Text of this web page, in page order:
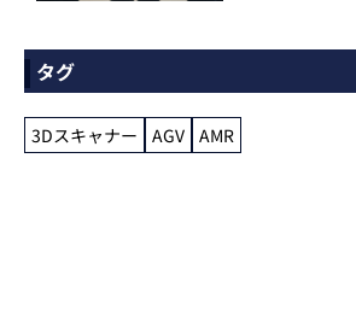
タグ
3Dスキャナー AGV AMR